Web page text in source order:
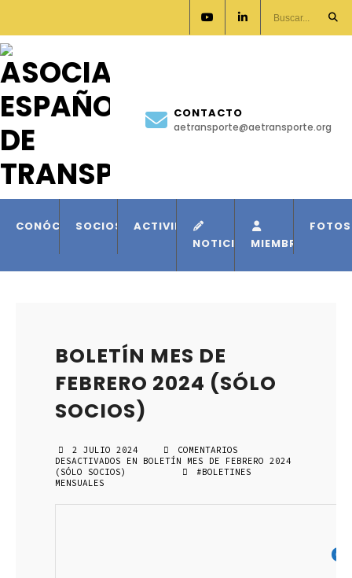
CONTACTO
aetransporte@aetransporte.org
CONÓCENOSSOCIOS
ACTIVIDADES
NOTICIAS MIEMBROS
FOTOS
BOLETÍN MES DE
FEBRERO 2024 (SÓLO
SOCIOS)
2 JULIO 2024
COMENTARIOS
DESACTIVADOS EN BOLETÍN MES DE FEBRERO 2024
(SÓLO SOCIOS)
#BOLETINES
MENSUALES